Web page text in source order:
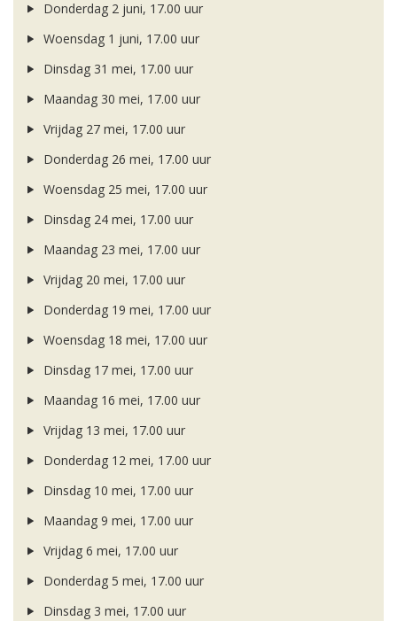
Donderdag 2 juni, 17.00 uur
Woensdag 1 juni, 17.00 uur
Dinsdag 31 mei, 17.00 uur
Maandag 30 mei, 17.00 uur
Vrijdag 27 mei, 17.00 uur
Donderdag 26 mei, 17.00 uur
Woensdag 25 mei, 17.00 uur
Dinsdag 24 mei, 17.00 uur
Maandag 23 mei, 17.00 uur
Vrijdag 20 mei, 17.00 uur
Donderdag 19 mei, 17.00 uur
Woensdag 18 mei, 17.00 uur
Dinsdag 17 mei, 17.00 uur
Maandag 16 mei, 17.00 uur
Vrijdag 13 mei, 17.00 uur
Donderdag 12 mei, 17.00 uur
Dinsdag 10 mei, 17.00 uur
Maandag 9 mei, 17.00 uur
Vrijdag 6 mei, 17.00 uur
Donderdag 5 mei, 17.00 uur
Dinsdag 3 mei, 17.00 uur